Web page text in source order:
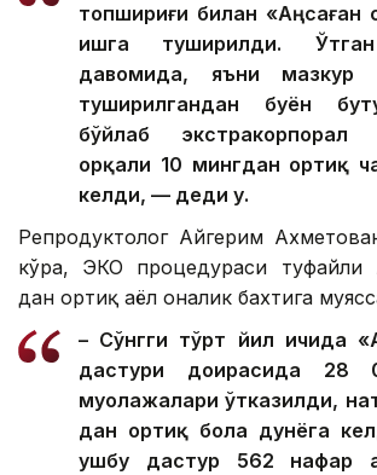
топшириғи билан «Аңсаған
ишга туширилди.
давомида, яъни мазкур
туширилгандан буён
бўйлаб экстракорпорал
орқали 10 мингдан ортиқ
келди, — деди у.
Репродуктолог Айгерим
кўра, ЭКО процедураси туфайли
дан ортиқ аёл оналик бахтига
– Сўнгги тўрт йил ичида
дастури доирасида
муолажалари ўтказилди,
дан ортиқ бола дунёга
ушбу дастур 562 нафар